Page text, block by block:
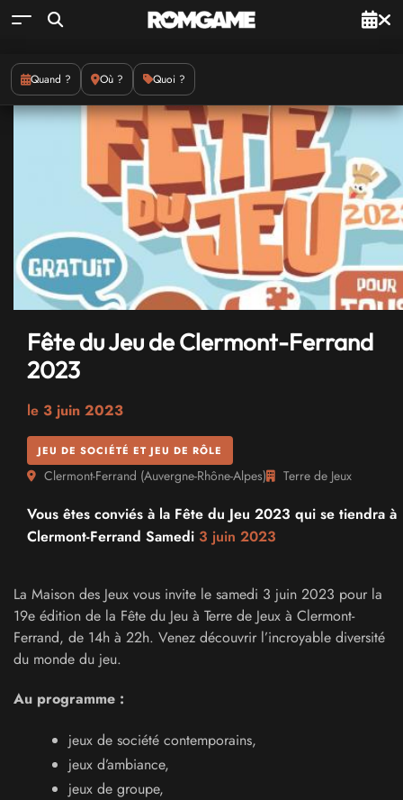
Quand ? Où ? Quoi ?
Fête du Jeu de Clermont-Ferrand
2023
le 3 juin 2023
JEU DE SOCIÉTÉ ET JEU DE RÔLE
Clermont-Ferrand (Auvergne-Rhône-Alpes) Terre de Jeux
Vous êtes conviés à la Fête du Jeu 2023 qui se tiendra à
Clermont-Ferrand Samedi 3 juin 2023
La Maison des Jeux vous invite le samedi 3 juin 2023 pour la
19e édition de la Fête du Jeu à Terre de Jeux à Clermont-
Ferrand, de 14h à 22h. Venez découvrir l’incroyable diversité
du monde du jeu.
Au programme :
jeux de société contemporains,
jeux d’ambiance,
jeux de groupe,